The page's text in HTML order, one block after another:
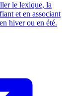
le lexique, la
et en associant
hiver ou en été.